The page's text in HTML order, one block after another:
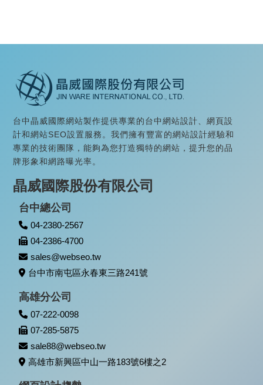
台中晶威國際網站製作提供專業的台中網站設計、網頁設
計和網站SEO設置服務。我們擁有豐富的網站設計經驗和
專業的技術團隊，能夠為您打造獨特的網站，提升您的品
牌形象和網路曝光率。
晶威國際股份有限公司
台中總公司
04-2380-2567
04-2386-4700
sales@webseo.tw
台中市南屯區永春東三路241號
高雄分公司
07-222-0098
07-285-5875
sale88@webseo.tw
高雄市新興區中山一路183號6樓之2